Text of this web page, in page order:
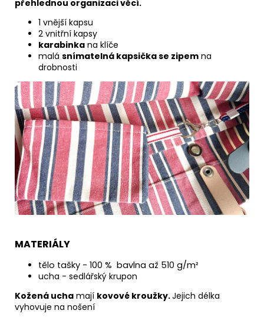
přehlednou organizaci věcí.
1 vnější kapsu
2 vnitřní kapsy
karabinka na klíče
malá snímatelná kapsička se zipem na
drobnosti
MATERIÁLY
tělo tašky - 100 % bavlna až 510 g/m²
ucha - sedlářský krupon
Kožená ucha mají kovové kroužky.Jejich délka
vyhovuje na nošení